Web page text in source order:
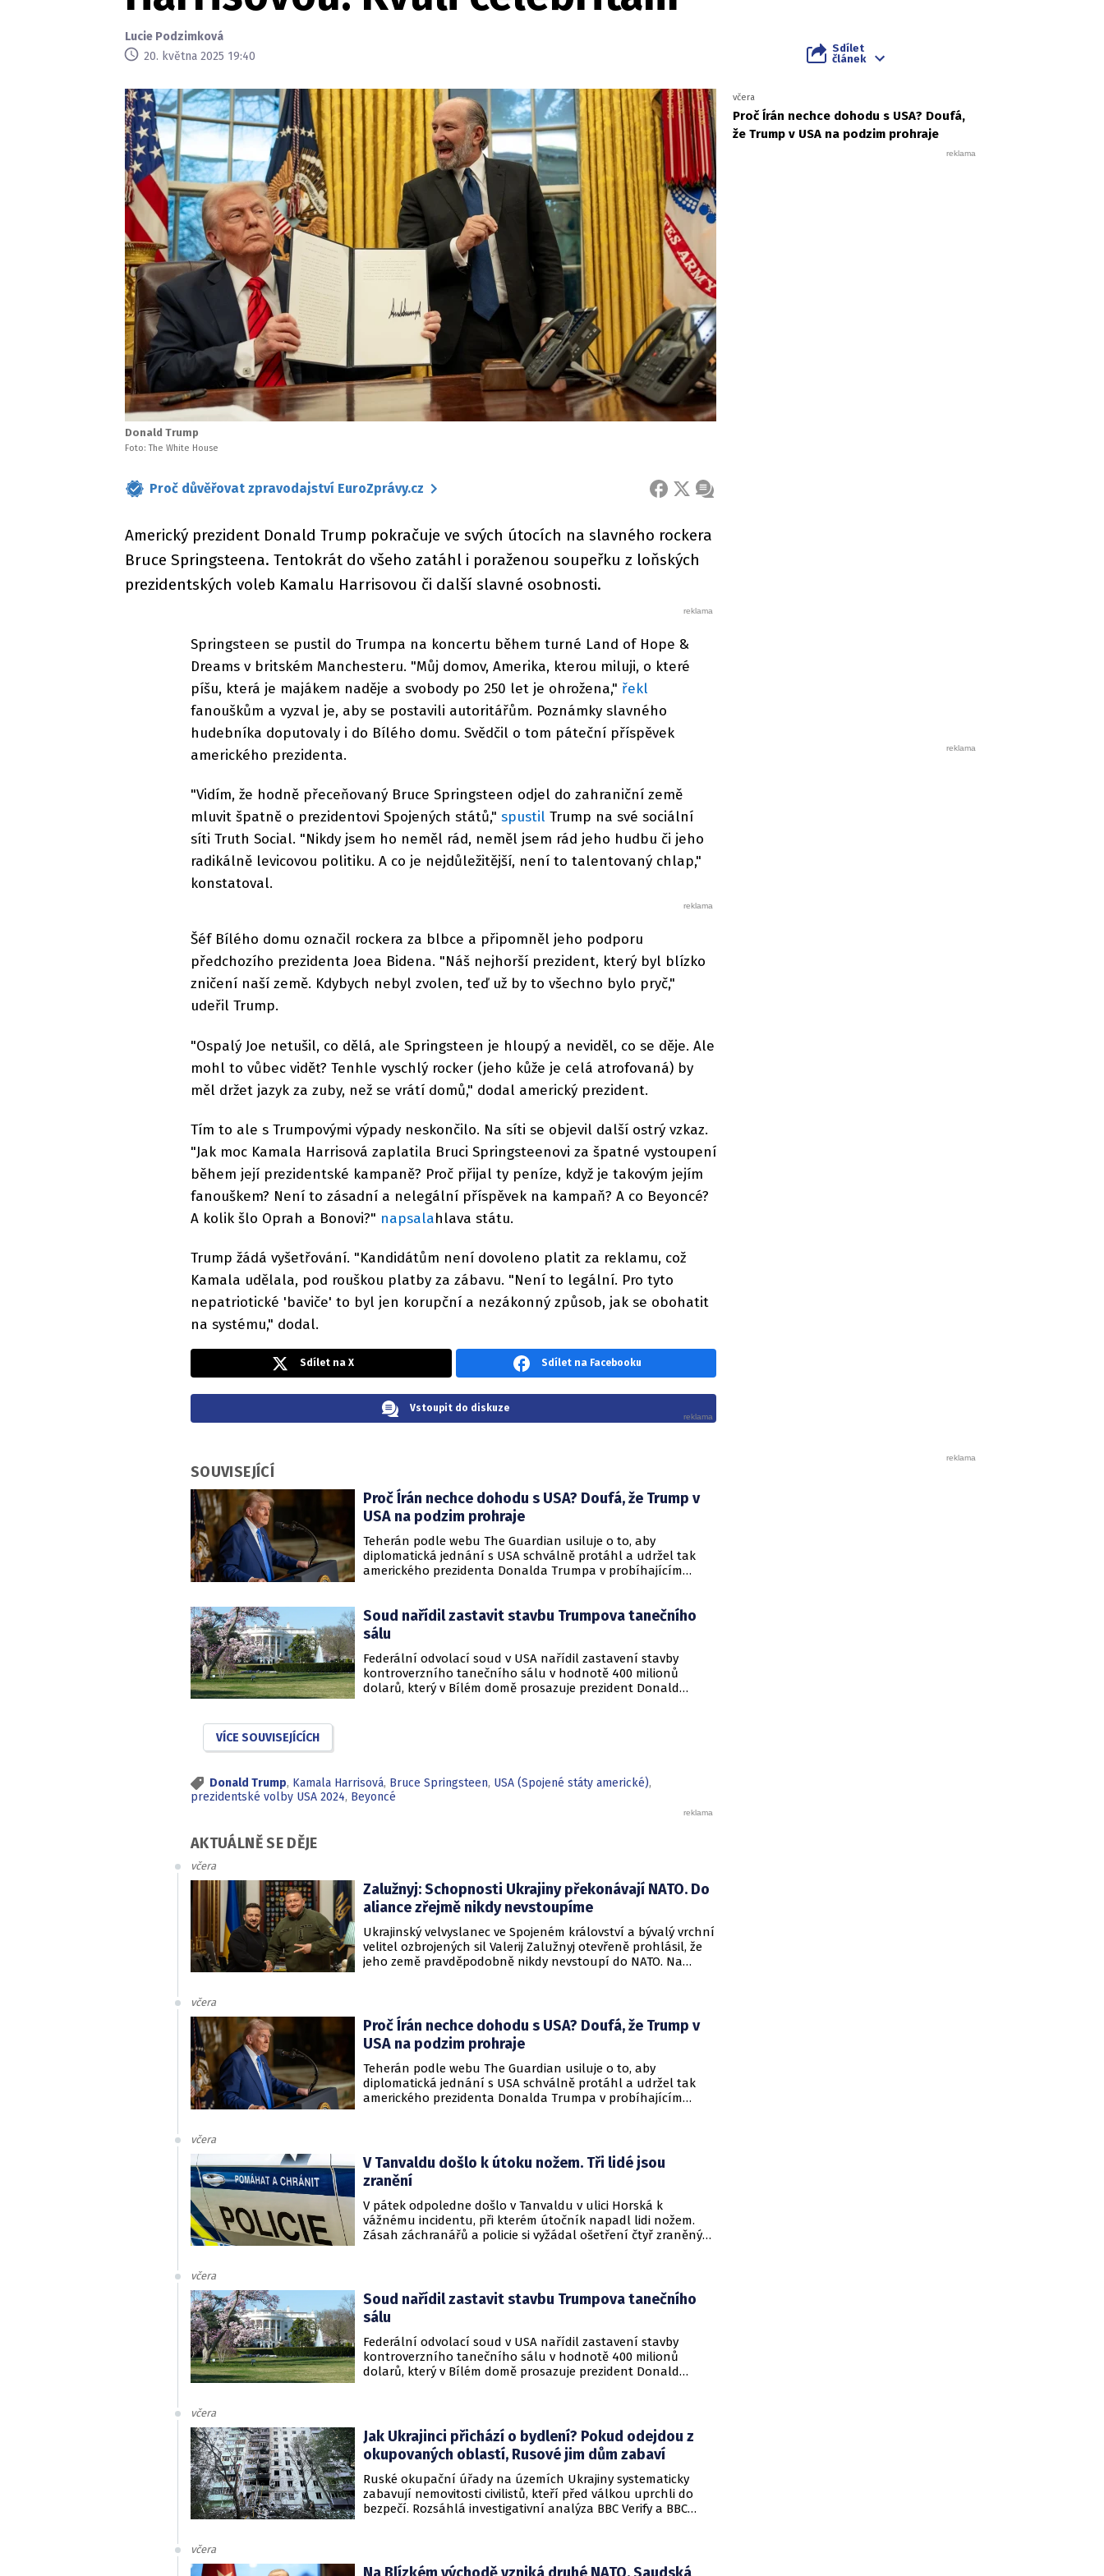
Lucie Podzimková
20. května 2025 19:40
Sdílet
článek
Donald Trump
Foto: The White House
Proč důvěřovat zpravodajství EuroZprávy.cz FACEBOOK
X ZPRÁVA
Americký prezident Donald Trump pokračuje ve svých útocích na slavného rockera
Bruce Springsteena. Tentokrát do všeho zatáhl i poraženou soupeřku z loňských
prezidentských voleb Kamalu Harrisovou či další slavné osobnosti.
Springsteen se pustil do Trumpa na koncertu během turné Land of Hope &
Dreams v britském Manchesteru. "Můj domov, Amerika, kterou miluji, o které
píšu, která je majákem naděje a svobody po 250 let je ohrožena," řekl
fanouškům a vyzval je, aby se postavili autoritářům. Poznámky slavného
hudebníka doputovaly i do Bílého domu. Svědčil o tom páteční příspěvek
amerického prezidenta.
"Vidím, že hodně přeceňovaný Bruce Springsteen odjel do zahraniční země
mluvit špatně o prezidentovi Spojených států," spustil Trump na své sociální
síti Truth Social. "Nikdy jsem ho neměl rád, neměl jsem rád jeho hudbu či jeho
radikálně levicovou politiku. A co je nejdůležitější, není to talentovaný chlap,"
konstatoval.
Šéf Bílého domu označil rockera za blbce a připomněl jeho podporu
předchozího prezidenta Joea Bidena. "Náš nejhorší prezident, který byl blízko
zničení naší země. Kdybych nebyl zvolen, teď už by to všechno bylo pryč,"
udeřil Trump.
"Ospalý Joe netušil, co dělá, ale Springsteen je hloupý a neviděl, co se děje. Ale
mohl to vůbec vidět? Tenhle vyschlý rocker (jeho kůže je celá atrofovaná) by
měl držet jazyk za zuby, než se vrátí domů," dodal americký prezident.
Tím to ale s Trumpovými výpady neskončilo. Na síti se objevil další ostrý vzkaz.
"Jak moc Kamala Harrisová zaplatila Bruci Springsteenovi za špatné vystoupení
během její prezidentské kampaně? Proč přijal ty peníze, když je takovým jejím
fanouškem? Není to zásadní a nelegální příspěvek na kampaň? A co Beyoncé?
A kolik šlo Oprah a Bonovi?" napsalahlava státu.
Trump žádá vyšetřování. "Kandidátům není dovoleno platit za reklamu, což
Kamala udělala, pod rouškou platby za zábavu. "Není to legální. Pro tyto
nepatriotické 'baviče' to byl jen korupční a nezákonný způsob, jak se obohatit
na systému," dodal.
včera
Proč Írán nechce dohodu s USA? Doufá,
že Trump v USA na podzim prohraje
Sdílet na X Sdílet na Facebooku
Vstoupit do diskuze
SOUVISEJÍCÍ
Proč Írán nechce dohodu s USA? Doufá, že Trump v
USA na podzim prohraje
Teherán podle webu The Guardian usiluje o to, aby
diplomatická jednání s USA schválně protáhl a udržel tak
amerického prezidenta Donalda Trumpa v probíhajícím
která by se mohla vyrovnat krizi s americkými teheránskými
rukojmími za prezidenta Jimmyho Cartera.
Soud nařídil zastavit stavbu Trumpova tanečního
sálu
Federální odvolací soud v USA nařídil zastavení stavby
kontroverzního tanečního sálu v hodnotě 400 milionů
dolarů, který v Bílém domě prosazuje prezident Donald
VÍCE SOUVISEJÍCÍCH
Donald Trump, Kamala Harrisová, Bruce Springsteen, USA (Spojené státy americké),
prezidentské volby USA 2024, Beyoncé
AKTUÁLNĚ SE DĚJE
včera
Zalužnyj: Schopnosti Ukrajiny překonávají NATO. Do
aliance zřejmě nikdy nevstoupíme
Ukrajinský velvyslanec ve Spojeném království a bývalý vrchní
velitel ozbrojených sil Valerij Zalužnyj otevřeně prohlásil, že
jeho země pravděpodobně nikdy nevstoupí do NATO. Na
nedosažitelné.
včera
Proč Írán nechce dohodu s USA? Doufá, že Trump v
USA na podzim prohraje
Teherán podle webu The Guardian usiluje o to, aby
diplomatická jednání s USA schválně protáhl a udržel tak
amerického prezidenta Donalda Trumpa v probíhajícím
rukojmími za prezidenta Jimmyho Cartera.
včera
V Tanvaldu došlo k útoku nožem. Tři lidé jsou
zranění
V pátek odpoledne došlo v Tanvaldu v ulici Horská k
vážnému incidentu, při kterém útočník napadl lidi nožem.
Zásah záchranářů a policie si vyžádal ošetření čtyř zraněných
včera
Soud nařídil zastavit stavbu Trumpova tanečního
sálu
Federální odvolací soud v USA nařídil zastavení stavby
kontroverzního tanečního sálu v hodnotě 400 milionů
dolarů, který v Bílém domě prosazuje prezident Donald
včera
Jak Ukrajinci přichází o bydlení? Pokud odejdou z
okupovaných oblastí, Rusové jim dům zabaví
Ruské okupační úřady na územích Ukrajiny systematicky
zabavují nemovitosti civilistů, kteří před válkou uprchli do
bezpečí. Rozsáhlá investigativní analýza BBC Verify a BBC
včera